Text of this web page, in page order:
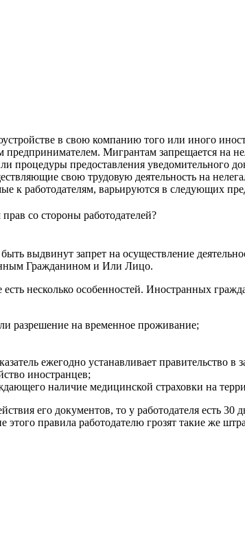
в свою компанию того или иного
Мигрантам запрещается на
предоставления уведомительного
свою трудовую деятельность на
к работодателям, варьируются в следующих
со стороны работодателей?
выдвинут запрет на осуществление
Гражданином и Или Лицо.
несколько особенностей. Иностранных
разрешение на временное проживание;
ежегодно устанавливает правительство в
иностранцев;
наличие медицинской страховки на
его документов, то у работодателя есть
правила работодателю грозят такие же